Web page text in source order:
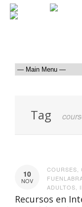
Tag
10
NOV
COURSES
ADULTOS
Recursos en